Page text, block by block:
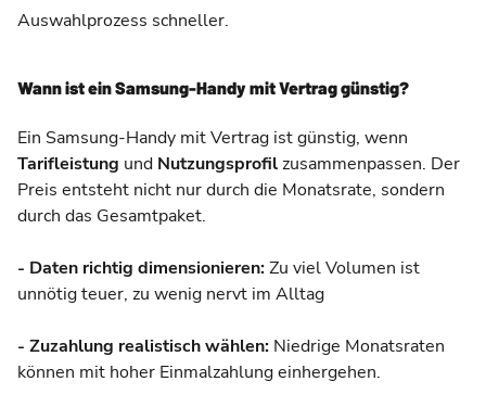
Auswahlprozess schneller.
Wann ist ein Samsung-Handy mit Vertrag günstig?
Ein Samsung-Handy mit Vertrag ist günstig, wenn
Tarifleistung und Nutzungsprofilzusammenpassen. Der
Preis entsteht nicht nur durch die Monatsrate, sondern
durch das Gesamtpaket.
- Daten richtig dimensionieren:Zu viel Volumen ist
unnötig teuer, zu wenig nervt im Alltag
- Zuzahlung realistisch wählen: Niedrige Monatsraten
können mit hoher Einmalzahlung einhergehen.